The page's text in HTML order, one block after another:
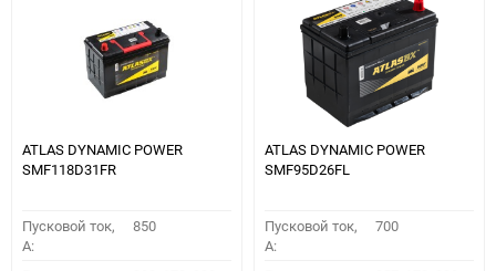
ATLAS DYNAMIC POWER
SMF118D31FR
Пусковой ток,
A:
850
ATLAS DYNAMIC POWER
SMF95D26FL
Пусковой ток,
A:
700